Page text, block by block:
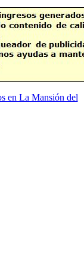
en La Mansión del